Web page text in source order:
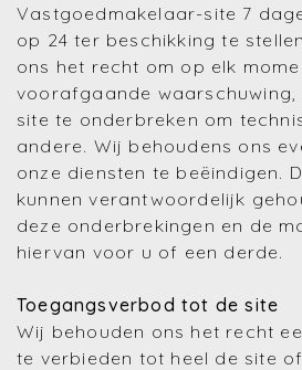
Vastgoedmakelaar-site 7
op 24 ter beschikking te
ons het recht om op elk
voorafgaande
site te onderbreken om
andere. Wij behoudens ons
onze diensten te beëindigen.
kunnen verantwoordelijk
deze onderbrekingen en de
hiervan voor u of een derde.
Toegangsverbod tot de site
Wij behouden ons het recht
te verbieden tot heel de site